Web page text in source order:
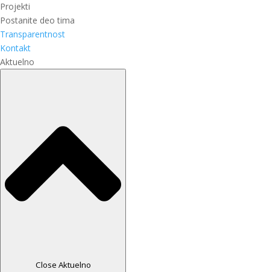
Projekti
Postanite deo tima
Transparentnost
Kontakt
Aktuelno
Close Aktuelno